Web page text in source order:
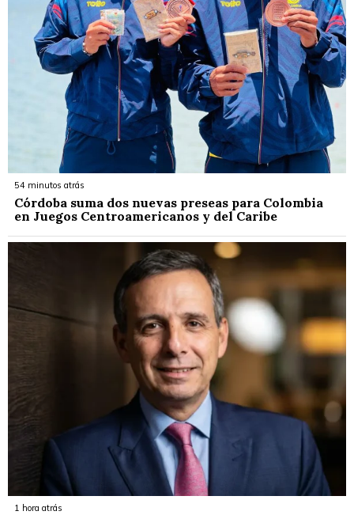
54 minutos atrás
Córdoba suma dos nuevas preseas para Colombia
en Juegos Centroamericanos y del Caribe
1 hora atrás